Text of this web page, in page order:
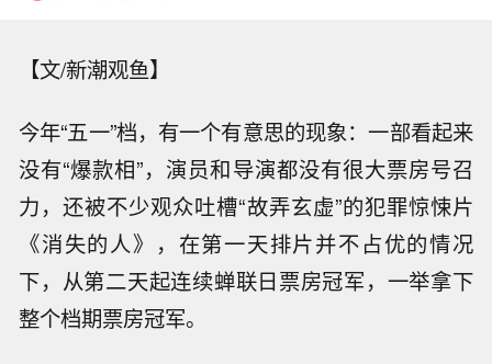
【文/新潮观鱼】
今年“五一”档，有一个有意思的现象：一部看起来
没有“爆款相”，演员和导演都没有很大票房号召
力，还被不少观众吐槽“故弄玄虚”的犯罪惊悚片
《消失的人》，在第一天排片并不占优的情况
下，从第二天起连续蝉联日票房冠军，一举拿下
整个档期票房冠军。